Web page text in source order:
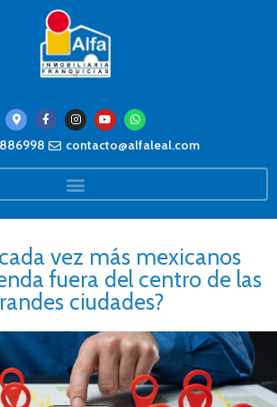
contacto@alfaleal.com
vez más mexicanos
fuera del centro de las
ciudades?